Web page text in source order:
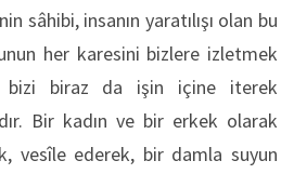
sâhibi, insanın yaratılışı olan bu
her karesini bizlere izletmek
bizi biraz da işin içine iterek
Bir kadın ve bir erkek olarak
vesîle ederek, bir damla suyun